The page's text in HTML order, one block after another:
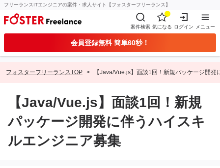
フリーランスITエンジニアの案件・求人サイト【フォスターフリーランス】
案件検索 気になる ログイン メニュー
会員登録無料 簡単60秒！
フォスターフリーランスTOP 【Java/Vue.js】面談1回！新規パッケージ開
【Java/Vue.js】面談1回！新規
パッケージ開発に伴うハイスキ
ルエンジニア募集